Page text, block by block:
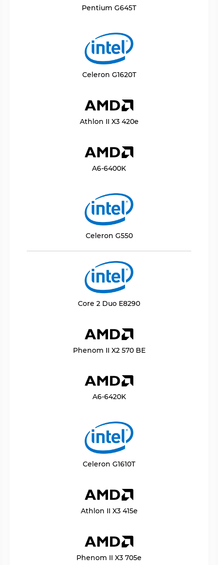
Pentium G645T
Celeron G1620T
Athlon II X3 420e
A6-6400K
Celeron G550
Core 2 Duo E8290
Phenom II X2 570 BE
A6-6420K
Celeron G1610T
Athlon II X3 415e
Phenom II X3 705e